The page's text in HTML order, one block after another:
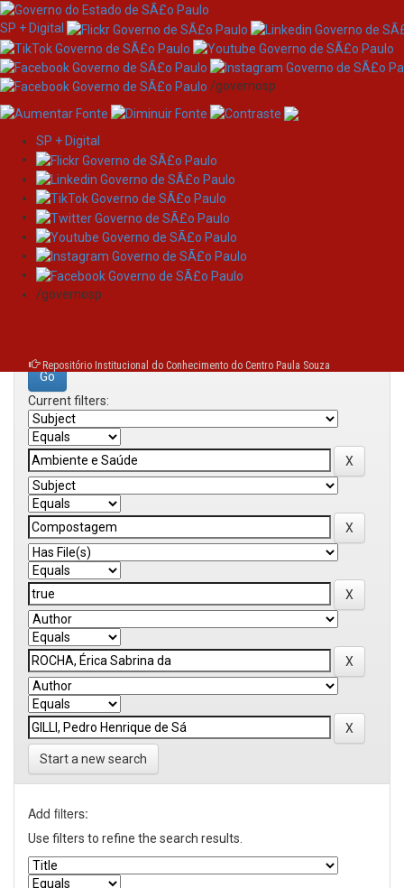
Skip
navigation
SP + Digital
/governosp
SP + Digital
/governosp
Repositório Institucional do Conhecimento do Centro Paula Souza
Search
Search:
Current filters:
Start a new search
Add filters:
Use filters to refine the search results.